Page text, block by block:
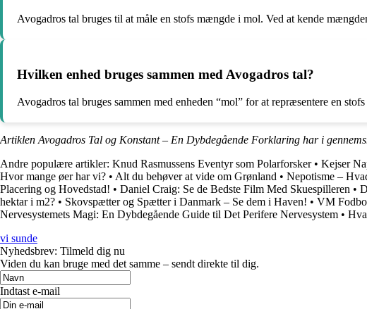
Avogadros tal bruges til at måle en stofs mængde i mol. Ved at kende
Hvilken enhed bruges sammen med Avogadros tal?
Avogadros tal bruges sammen med enheden “mol” for at repræsentere en
Artiklen Avogadros Tal og Konstant – En Dybdegående Forklaring har i
Andre populære artikler: Knud Rasmussens Eventyr som Polarforsker• Kejser
Hvor mange øer har vi? • Alt du behøver at vide om Grønland • Nepotisme –
Placering og Hovedstad! • Daniel Craig: Se de Bedste Film Med Skuespilleren •
hektar i m2? • Skovspætter og Spætter i Danmark – Se dem i Haven! • VM
Nervesystemets Magi: En Dybdegående Guide til Det Perifere Nervesystem •
vi sunde
Nyhedsbrev: Tilmeld dig nu
Viden du kan bruge med det samme – sendt direkte til dig.
Indtast e-mail